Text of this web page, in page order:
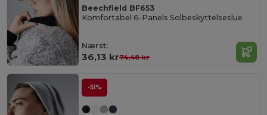
Beechfield BF653
Komfortabel 6-Panels Solbeskyttelseslue
Nærst:
36,13 kr74,48 kr
-51%